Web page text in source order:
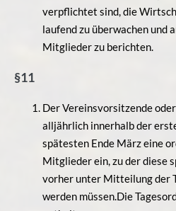
verpflichtet sind, die
laufend zu überwachen und
Mitglieder zu berichten.
§11
Der Vereinsvorsitzende
alljährlich innerhalb der
spätesten Ende März eine
Mitglieder ein, zu der diese
vorher unter Mitteilung der
werden müssen.Die